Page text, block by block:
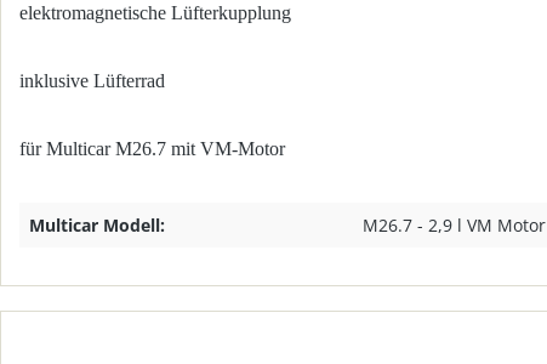
elektromagnetische Lüfterkupplung
inklusive Lüfterrad
für Multicar M26.7 mit VM-Motor
Multicar Modell: M26.7 - 2,9 l VM Motor